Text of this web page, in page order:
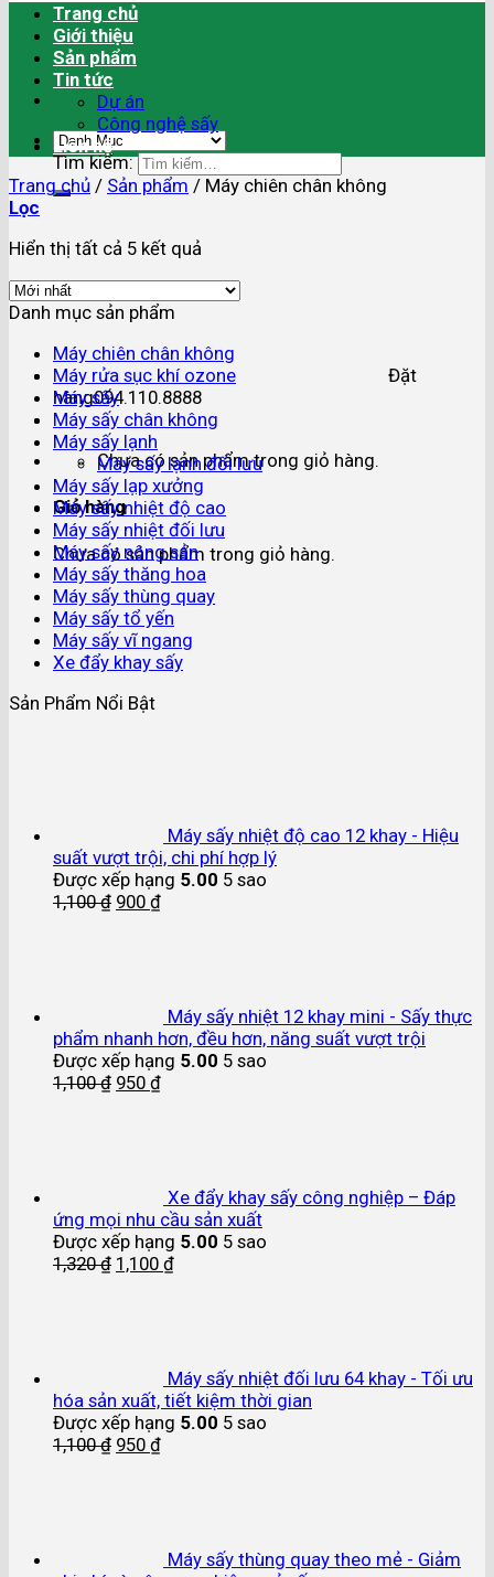
Tìm kiếm:
Đặt
hàng094.110.8888
Chưa có sản phẩm trong giỏ hàng.
Giỏ hàng
Chưa có sản phẩm trong giỏ hàng.
Trang chủ
Giới thiệu
Sản phẩm
Tin tức
Dự án
Công nghệ sấy
Liên hệ
Trang chủ / Sản phẩm / Máy chiên chân không
Lọc
Hiển thị tất cả 5 kết quả
Danh mục sản phẩm
Máy chiên chân không
Máy rửa sục khí ozone
Máy sấy
Máy sấy chân không
Máy sấy lạnh
Máy sấy lạnh đối lưu
Máy sấy lạp xưởng
Máy sấy nhiệt độ cao
Máy sấy nhiệt đối lưu
Máy sấy nông sản
Máy sấy thăng hoa
Máy sấy thùng quay
Máy sấy tổ yến
Máy sấy vĩ ngang
Xe đẩy khay sấy
Sản Phẩm Nổi Bật
Máy sấy nhiệt độ cao 12 khay - Hiệu
suất vượt trội, chi phí hợp lý
Được xếp hạng 5.00 5 sao
1,100₫ 900 ₫
Máy sấy nhiệt 12 khay mini - Sấy thực
phẩm nhanh hơn, đều hơn, năng suất vượt trội
Được xếp hạng 5.00 5 sao
1,100₫ 950 ₫
Xe đẩy khay sấy công nghiệp – Đáp
ứng mọi nhu cầu sản xuất
Được xếp hạng 5.00 5 sao
1,320₫ 1,100 ₫
Máy sấy nhiệt đối lưu 64 khay - Tối ưu
hóa sản xuất, tiết kiệm thời gian
Được xếp hạng 5.00 5 sao
1,100₫ 950 ₫
Máy sấy thùng quay theo mẻ - Giảm